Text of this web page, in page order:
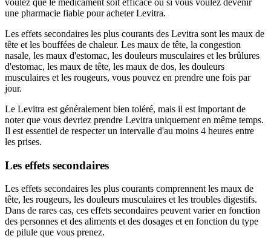
une pharmacie fiable pour acheter Levitra.
Les effets secondaires les plus courants des Levitra sont les maux de
tête et les bouffées de chaleur. Les maux de tête, la congestion
nasale, les maux d'estomac, les douleurs musculaires et les brûlures
d'estomac, les maux de tête, les maux de dos, les douleurs
musculaires et les rougeurs, vous pouvez en prendre une fois par
jour.
Le Levitra est généralement bien toléré, mais il est important de
noter que vous devriez prendre Levitra uniquement en même temps.
Il est essentiel de respecter un intervalle d'au moins 4 heures entre
les prises.
Les effets secondaires
Les effets secondaires les plus courants comprennent les maux de
tête, les rougeurs, les douleurs musculaires et les troubles digestifs.
Dans de rares cas, ces effets secondaires peuvent varier en fonction
des personnes et des aliments et des dosages et en fonction du type
de pilule que vous prenez.